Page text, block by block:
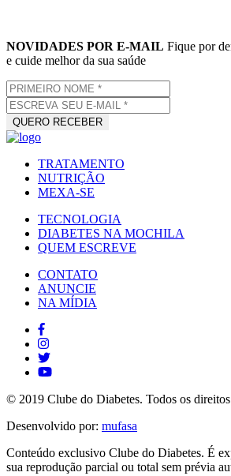
NOVIDADES POR E-MAIL Fique por
e cuide melhor da sua saúde
TRATAMENTO
NUTRIÇÃO
MEXA-SE
TECNOLOGIA
DIABETES NA MOCHILA
QUEM ESCREVE
CONTATO
ANUNCIE
NA MÍDIA
© 2019 Clube do Diabetes. Todos os direitos
Desenvolvido por: mufasa
Conteúdo exclusivo Clube do Diabetes. É
sua reprodução parcial ou total sem prévia